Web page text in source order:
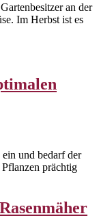
an der
Im Herbst ist es
und bedarf der
prächtig